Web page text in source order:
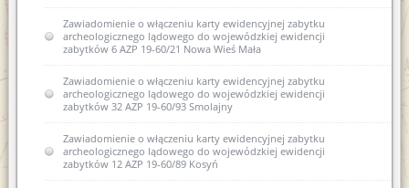
Zawiadomienie o włączeniu karty ewidencyjnej zabytku
archeologicznego lądowego do wojewódzkiej ewidencji
zabytków 6 AZP 19-60/21 Nowa Wieś Mała
Zawiadomienie o włączeniu karty ewidencyjnej zabytku
archeologicznego lądowego do wojewódzkiej ewidencji
zabytków 32 AZP 19-60/93 Smolajny
Zawiadomienie o włączeniu karty ewidencyjnej zabytku
archeologicznego lądowego do wojewódzkiej ewidencji
zabytków 12 AZP 19-60/89 Kosyń